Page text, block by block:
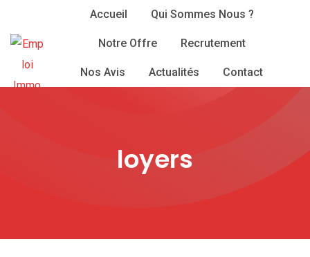
content
Accueil Qui Sommes Nous ?
Notre Offre Recrutement
Nos Avis Actualités Contact
loyers